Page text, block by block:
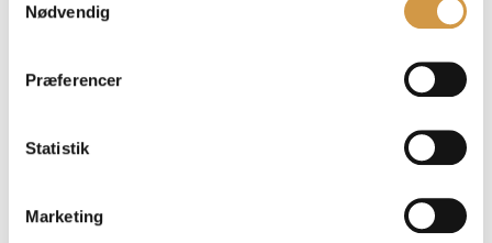
Nødvendig
Præferencer
Statistik
Marketing
TOLDBODGADE 12, 3. 1253 KØBENHAVN K
PAPIRFABRIKKEN 52, 18, 3. 8600 SILKEBORG